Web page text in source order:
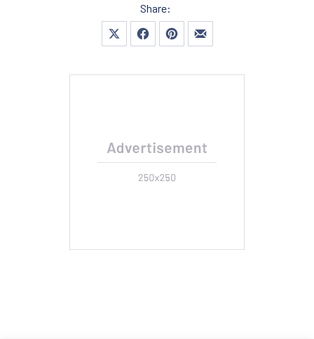
Share:
Share on XShare on Facebook
Share on Pinterest
Share by Email